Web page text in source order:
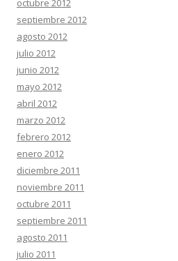
octubre 2012
septiembre 2012
agosto 2012
julio 2012
junio 2012
mayo 2012
abril 2012
marzo 2012
febrero 2012
enero 2012
diciembre 2011
noviembre 2011
octubre 2011
septiembre 2011
agosto 2011
julio 2011